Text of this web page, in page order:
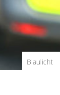
Blaulicht